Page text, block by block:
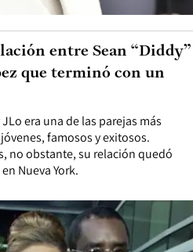
era una de las parejas más
famosos y exitosos.
no obstante, su relación quedó
Nueva York.
entre Sean “Diddy”
que terminó con un